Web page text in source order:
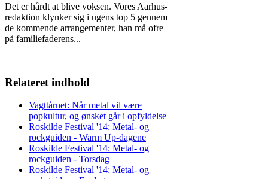
Det er hårdt at blive voksen. Vores Aarhus-
redaktion klynker sig i ugens top 5 gennem
de kommende arrangementer, han må ofre
på familiefaderens...
Relateret indhold
Vagttårnet: Når metal vil være
popkultur, og ønsket går i opfyldelse
Roskilde Festival '14: Metal- og
rockguiden - Warm Up-dagene
Roskilde Festival '14: Metal- og
rockguiden - Torsdag
Roskilde Festival '14: Metal- og